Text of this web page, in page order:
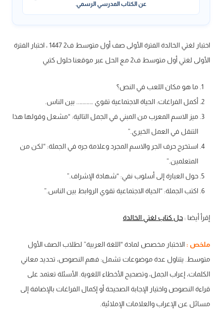
عن الكتاب المدرسي الرسمي.
اختبار لغتي الخالدة الفترة الأولى صف أول متوسط ف2 1447 ، اختبار الفترة
الأولى لغتي أول متوسط ف2 مع الحل عبر موقعنا حلول كتبي
ما هو مكان اللعب في النص؟
أكمل الفراغات: الحياة الاجتماعية تقوي ………….. بين الناس.
ميز الاسم المعرب من المبني في الجمل التالية: “مشعل وقولها هذا
التنقل في العمل الخيري.”
استخرج حرف الجر والاسم المجرد وعلامة جره في الجملة: “لكن من
المتعلمين.”
حول العبارة إلى أسلوب نفي: “شهادة الإشراف.”
اكتب الجملة: “الحياة الاجتماعية تقوي الروابط بين الناس.”
إقرأ أيضا :حل كتاب لغتي الخالدة
ملخص : الاختبار مخصص لمادة “اللغة العربية” لطلاب الصف الأول
متوسط. يتناول عدة موضوعات تشمل: فهم النصوص، تحديد معاني
الكلمات، إعراب الجمل، وتصحيح الأخطاء اللغوية. الأسئلة تعتمد على
قراءة النصوص واختيار الإجابة الصحيحة أو إكمال الفراغات بالإضافة إلى
مسائل عن الإعراب والعلامات الإملائية.